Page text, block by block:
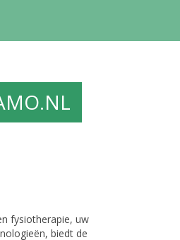
fysiotherapie, uw
biedt de